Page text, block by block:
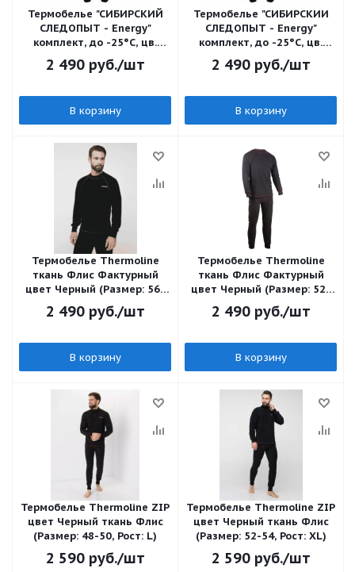
Термобелье "CИБИРСКИЙ
СЛЕДОПЫТ - Energy"
комплект, до -25°С, цв.
Черный, р.54/50/30/
2 490руб./шт
В корзину
Термобелье "CИБИРСКИЙ
СЛЕДОПЫТ - Energy"
комплект, до -25°С, цв.
Черный, р.50/50/30/40/
2 490руб./шт
В корзину
Термобелье Thermoline
ткань Флис Фактурный
цвет Черный (Размер: 56-
58, Рост: 2XL)
2 490руб./шт
В корзину
Термобелье Thermoline
ткань Флис Фактурный
цвет Черный (Размер: 52-
54, Рост: XL)
2 490руб./шт
В корзину
Термобелье Thermoline ZIP
цвет Черный ткань Флис
(Размер: 48-50, Рост: L)
2 590руб./шт
Термобелье Thermoline ZIP
цвет Черный ткань Флис
(Размер: 52-54, Рост: XL)
2 590руб./шт